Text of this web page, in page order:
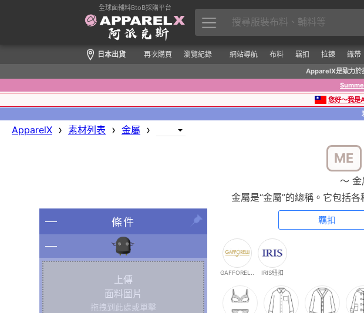
全球面輔料BtoB採購平台
日本出貨 再次購買 瀏覽紀錄 網站導航 布料 羈扣 拉鍊 織帶
ApparelX是致力於
您好～我是
ApparelX › 素材列表 › 金屬 ›
ME
〜
金屬是“金屬”的總稱。它包括
條件
上傳
面料圖片
拖拽到此處或單擊
羈扣
GAFFOREL.. IRIS紐扣